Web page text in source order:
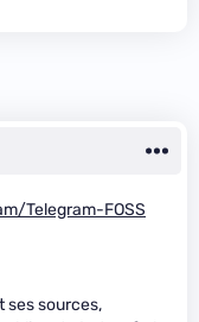
Telegram-FOSS
ses sources,